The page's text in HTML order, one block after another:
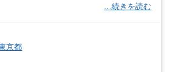
…続きを読む
京都